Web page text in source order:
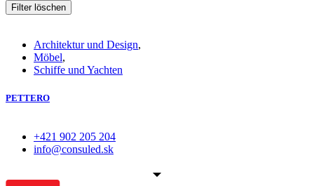
Filter löschen
Architektur und Design,
Möbel,
Schiffe und Yachten
PETTERO
+421 902 205 204
info@consuled.sk